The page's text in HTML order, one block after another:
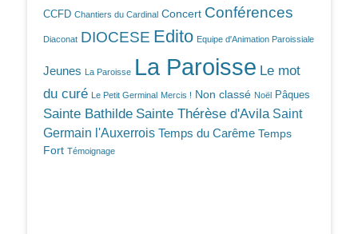
CCFD Chantiers du Cardinal Concert Conférences
Diaconat DIOCESE Edito Equipe d'Animation Paroissiale
Jeunes La Paroisse La Paroisse Le mot
du curé Le Petit Germinal Mercis ! Non classé Noël Pâques
Sainte Bathilde Sainte Thérèse d'Avila Saint
Germain l'Auxerrois Temps du Carême Temps
Fort Témoignage